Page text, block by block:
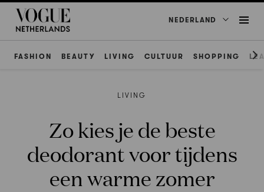
NEDERLAND
FASHION BEAUTY LIVING CULTUUR SHOPPING
LIVING
Zo kies je de beste
deodorant voor tijdens
een warme zomer